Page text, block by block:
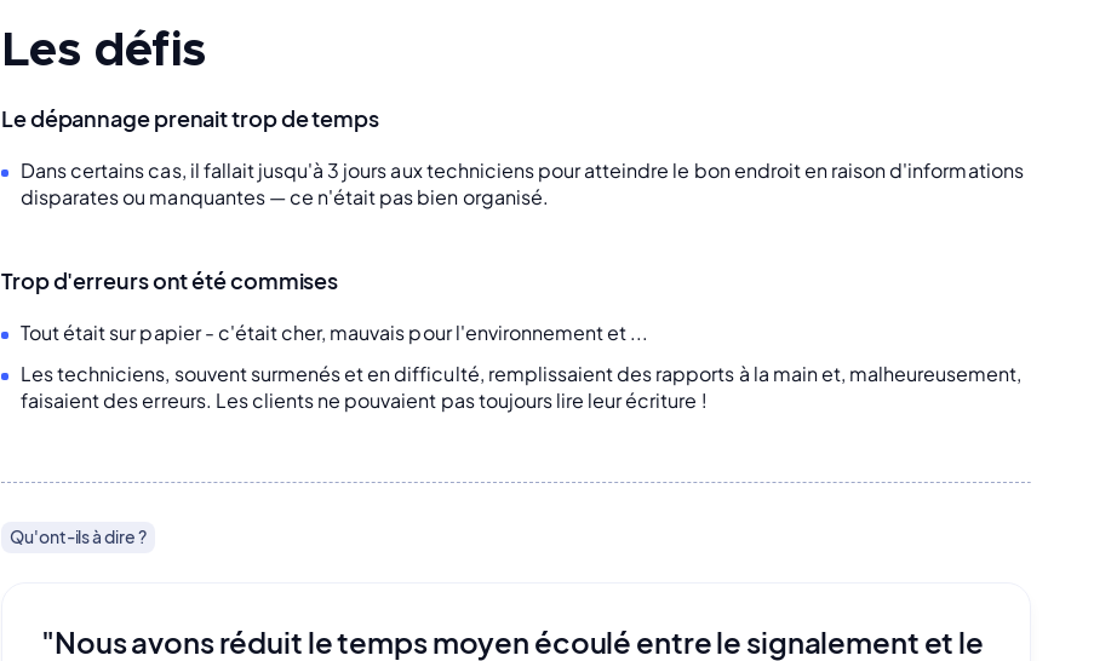
Les défis
Le dépannage prenait trop de temps
Dans certains cas, il fallait jusqu'à 3 jours aux techniciens pour atteindre le bon endroit en raison d'informations
disparates ou manquantes — ce n'était pas bien organisé.
Trop d'erreurs ont été commises
Tout était sur papier - c'était cher, mauvais pour l'environnement et ...
Les techniciens, souvent surmenés et en difficulté, remplissaient des rapports à la main et, malheureusement,
faisaient des erreurs. Les clients ne pouvaient pas toujours lire leur écriture !
Qu'ont-ils à dire ?
"Nous avons réduit le temps moyen écoulé entre le signalement et le